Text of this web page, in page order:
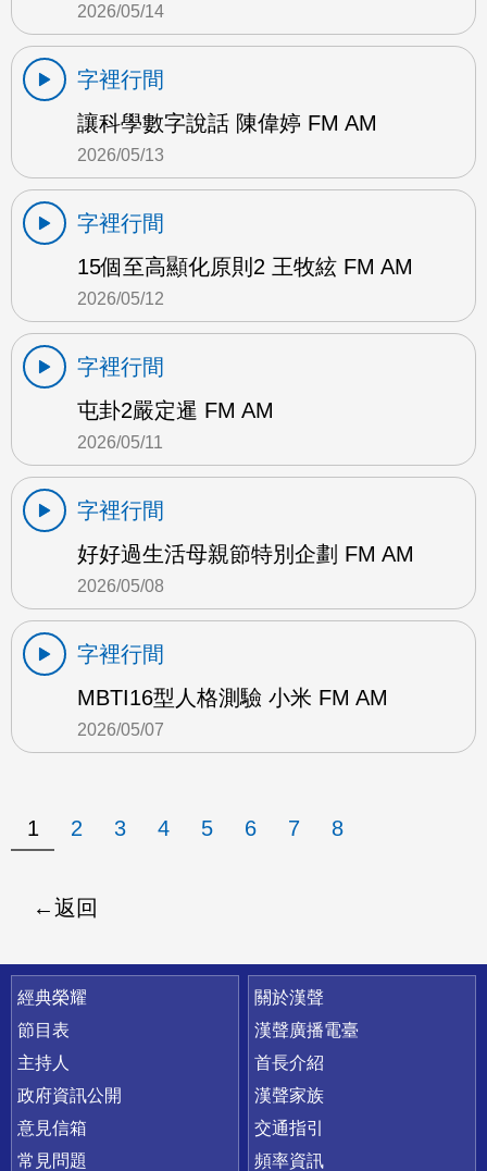
2026/05/14
字裡行間
讓科學數字說話 陳偉婷 FM AM
2026/05/13
字裡行間
15個至高顯化原則2 王牧絃 FM AM
2026/05/12
字裡行間
屯卦2嚴定暹 FM AM
2026/05/11
字裡行間
好好過生活母親節特別企劃 FM AM
2026/05/08
字裡行間
MBTI16型人格測驗 小米 FM AM
2026/05/07
1 2 3 4 5 6 7 8
返回
快速連結
經典榮耀
節目表
主持人
政府資訊公開
意見信箱
常見問題
關於漢聲
漢聲廣播電臺
首長介紹
漢聲家族
交通指引
頻率資訊